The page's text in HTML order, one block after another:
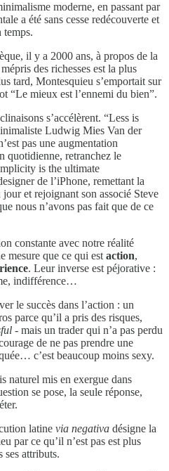
moderne, en passant par
a été sans cesse redécouverte et
temps.
il y a 2000 ans, à propos de la
des richesses est la plus
tard, Montesquieu s’emportait sur
“Le mieux est l’ennemi du bien”.
s’accélèrent. “Less is
Ludwig Mies Van der
pas une augmentation
quotidienne, retranchez le
is the ultimate
de l’iPhone, remettant la
et rejoignant son associé Steve
nous n’avons pas fait que de ce
constante avec notre réalité
mesure que ce qui est action,
. Leur inverse est péjorative :
indifférence…
le succès dans l’action : un
parce qu’il a pris des risques,
- mais un trader qui n’a pas perdu
de ne pas prendre une
c’est beaucoup moins sexy.
naturel mis en exergue dans
se pose, la seule réponse,
latine via negativa désigne la
par ce qu’il n’est pas est plus
ses attributs.